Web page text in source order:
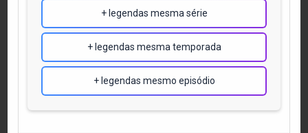
+ legendas mesma série
+ legendas mesma temporada
+ legendas mesmo episódio